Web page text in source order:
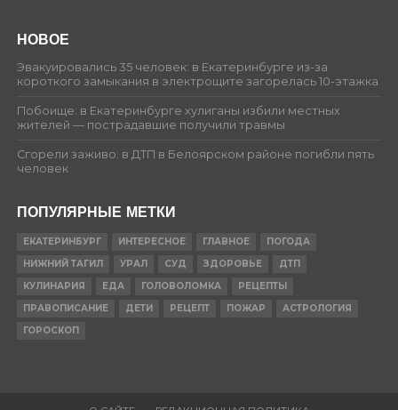
НОВОЕ
Эвакуировались 35 человек: в Екатеринбурге из-за
короткого замыкания в электрощите загорелась 10-этажка
Побоище: в Екатеринбурге хулиганы избили местных
жителей — пострадавшие получили травмы
Сгорели заживо: в ДТП в Белоярском районе погибли пять
человек
ПОПУЛЯРНЫЕ МЕТКИ
ЕКАТЕРИНБУРГ ИНТЕРЕСНОЕ ГЛАВНОЕ
ПОГОДА
НИЖНИЙ ТАГИЛ
УРАЛ СУД ЗДОРОВЬЕ
ДТП
КУЛИНАРИЯ
ЕДА ГОЛОВОЛОМКА
РЕЦЕПТЫ
ПРАВОПИСАНИЕ
ДЕТИ РЕЦЕПТ ПОЖАР
АСТРОЛОГИЯ
ГОРОСКОП